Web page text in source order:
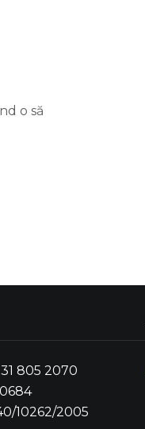
o să
805 2070
10262/2005